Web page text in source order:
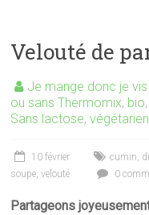
Velouté de
Je mange donc je vis
ou sans Thermomix, bio,
Sans lactose,végétarien
10 février cumin,
soupe,velouté 0
Partageons